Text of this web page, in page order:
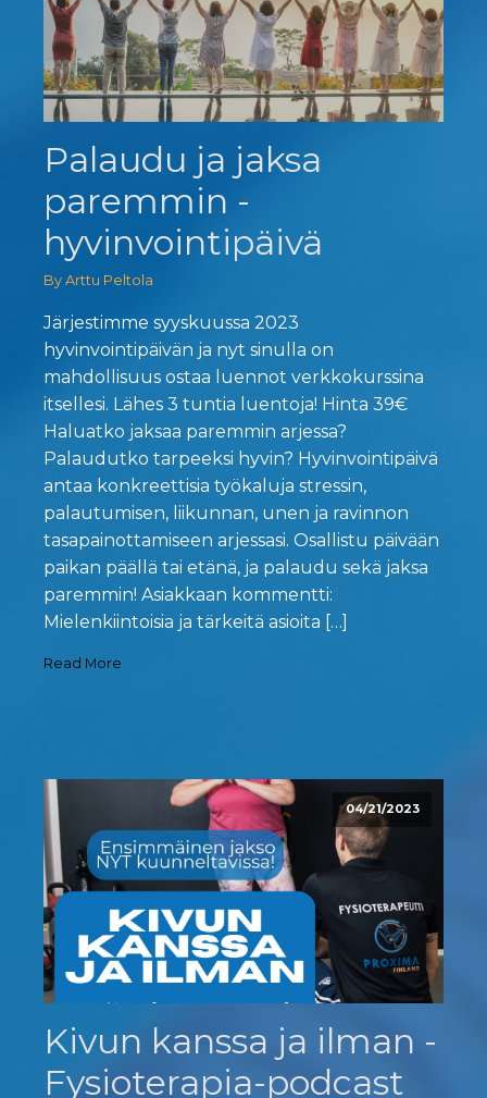
Palaudu ja jaksa
paremmin -
hyvinvointipäivä
By Arttu Peltola
Järjestimme syyskuussa 2023
hyvinvointipäivän ja nyt sinulla on
mahdollisuus ostaa luennot verkkokurssina
itsellesi. Lähes 3 tuntia luentoja! Hinta 39€
Haluatko jaksaa paremmin arjessa?
Palaudutko tarpeeksi hyvin? Hyvinvointipäivä
antaa konkreettisia työkaluja stressin,
palautumisen, liikunnan, unen ja ravinnon
tasapainottamiseen arjessasi. Osallistu päivään
paikan päällä tai etänä, ja palaudu sekä jaksa
paremmin! Asiakkaan kommentti:
Mielenkiintoisia ja tärkeitä asioita […]
Read More
04/21/2023
Kivun kanssa ja ilman -
Fysioterapia-podcast